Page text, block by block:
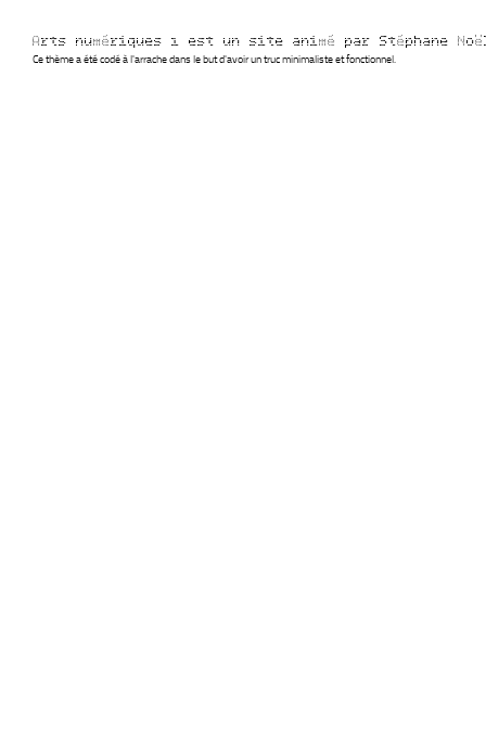
Arts numériques 1 est un site animé par Stéphane
Ce thème a été codé à l'arrache dans le but d'avoir un truc minimaliste et fonctionnel.